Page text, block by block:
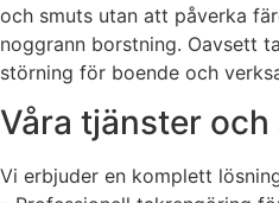
och smuts utan att påverka
noggrann borstning. Oavsett
störning för boende och
Våra tjänster
Vi erbjuder en komplett